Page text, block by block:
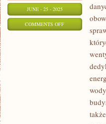
JUNE - 25 - 2025
COMMENTS OFFON
ENERGETYCZNEGO